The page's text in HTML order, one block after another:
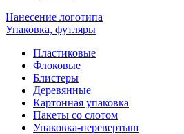
Нанесение логотипа
Упаковка, футляры
Пластиковые
Флоковые
Блистеры
Деревянные
Картонная упаковка
Пакеты со слотом
Упаковка-перевертыш